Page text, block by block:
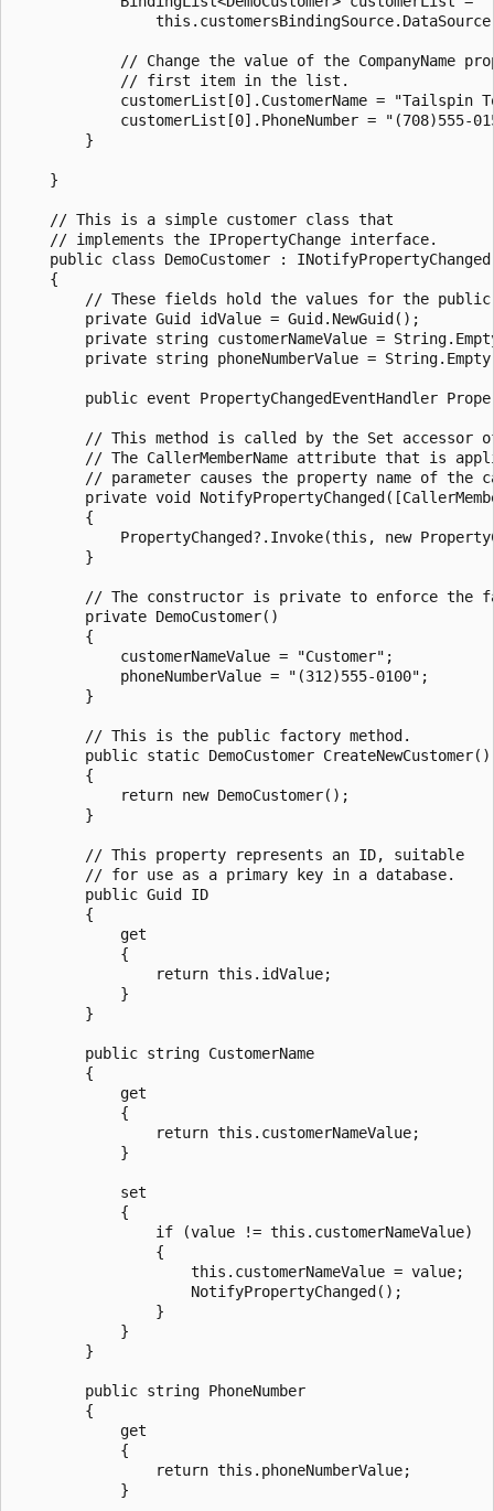
// Change the value of the CompanyName
            // first item in the list.
customerList[0].CustomerName = "Tailspin
customerList[0].PhoneNumber = "(708)555-
        }
    }
    // This is a simple customer class that
    // implements the IPropertyChange interface.
    public class DemoCustomer : INotifyPropertyChanged
    {
// These fields hold the values for the
        private Guid idValue = Guid.NewGuid();
private string customerNameValue =
private string phoneNumberValue =
public event PropertyChangedEventHandler
// This method is called by the Set accessor
// The CallerMemberName attribute that is
// parameter causes the property name of the
private void
        {
PropertyChanged?.Invoke(this, new
        }
// The constructor is private to enforce the
        private DemoCustomer()
        {
            customerNameValue = "Customer";
            phoneNumberValue = "(312)555-0100";
        }
        // This is the public factory method.
        public static DemoCustomer CreateNewCustomer()
        {
            return new DemoCustomer();
        }
        // This property represents an ID, suitable
        // for use as a primary key in a database.
        public Guid ID
        {
            get
            {
                return this.idValue;
            }
        }
        public string CustomerName
        {
            get
            {
                return this.customerNameValue;
            }
            set
            {
                if (value != this.customerNameValue)
                {
                    this.customerNameValue = value;
                    NotifyPropertyChanged();
                }
            }
        }
        public string PhoneNumber
        {
            get
            {
                return this.phoneNumberValue;
            }